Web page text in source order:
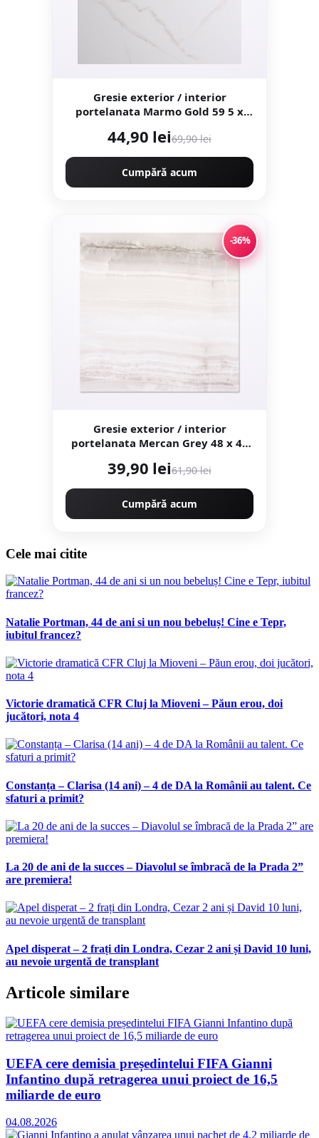
Gresie exterior / interior
portelanata Marmo Gold 59 5 x
marmura
44,90 lei69,90 lei
Cumpără acum
-36%
Gresie exterior / interior
portelanata Mercan Grey 48 x 48
39,90 lei61,90 lei
Cumpără acum
Cele mai citite
Natalie Portman, 44 de ani si un nou bebeluș! Cine e Tepr,
iubitul francez?
Victorie dramatică CFR Cluj la Mioveni – Păun erou, doi
jucători, nota 4
Constanța – Clarisa (14 ani) – 4 de DA la Românii au talent. Ce
sfaturi a primit?
La 20 de ani de la succes – Diavolul se îmbracă de la Prada 2”
are premiera!
Apel disperat – 2 frați din Londra, Cezar 2 ani și David 10 luni,
au nevoie urgentă de transplant
Articole similare
UEFA cere demisia președintelui FIFA Gianni
Infantino după retragerea unui proiect de 16,5
miliarde de euro
04.08.2026